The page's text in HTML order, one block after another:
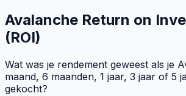
Avalanche Return on
(ROI)
Wat was je rendement geweest als je
maand, 6 maanden, 1 jaar, 3 jaar of 5
gekocht?